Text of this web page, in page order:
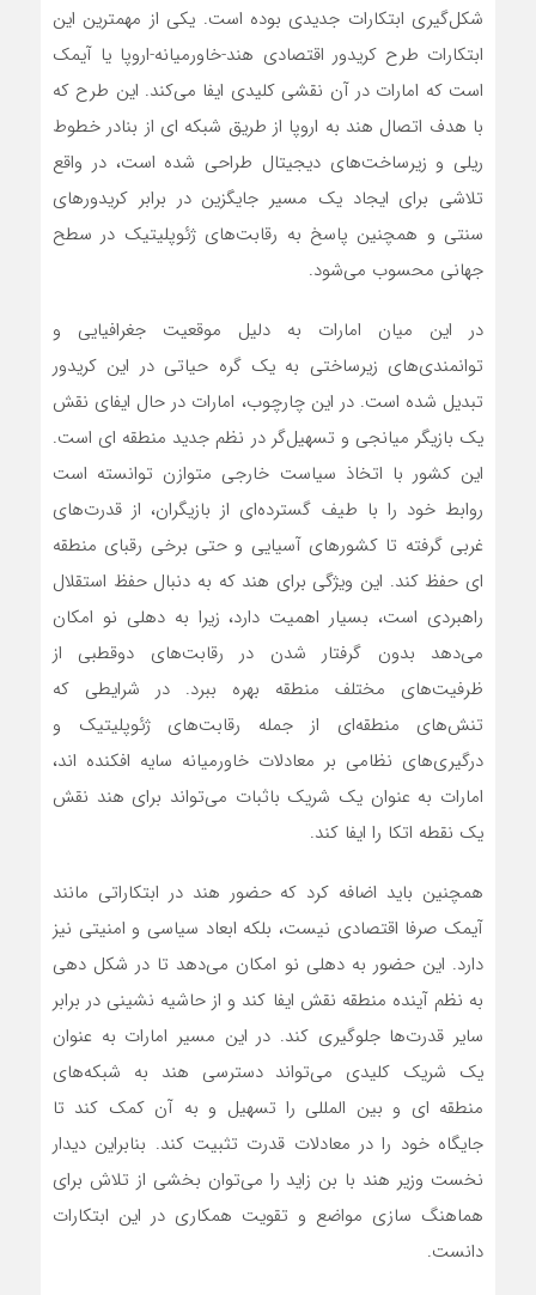
شکل‌گیری ابتکارات جدیدی بوده است. یکی از مهمترین این
ابتکارات طرح کریدور اقتصادی هند-خاورمیانه-اروپا یا آیمک
است که امارات در آن نقشی کلیدی ایفا می‌کند. این طرح که
با هدف اتصال هند به اروپا از طریق شبکه ای از بنادر خطوط
ریلی و زیرساخت‌های دیجیتال طراحی شده است، در واقع
تلاشی برای ایجاد یک مسیر جایگزین در برابر کریدورهای
سنتی و همچنین پاسخ به رقابت‌های ژئوپلیتیک در سطح
جهانی محسوب می‌شود.
در این میان امارات به دلیل موقعیت جغرافیایی و
توانمندی‌های زیرساختی به یک گره حیاتی در این کریدور
تبدیل شده است. در این چارچوب، امارات در حال ایفای نقش
یک بازیگر میانجی و تسهیل‌گر در نظم جدید منطقه ای است.
این کشور با اتخاذ سیاست خارجی متوازن توانسته است
روابط خود را با طیف گسترده‌ای از بازیگران، از قدرت‌های
غربی گرفته تا کشورهای آسیایی و حتی برخی رقبای منطقه
ای حفظ کند. این ویژگی برای هند که به دنبال حفظ استقلال
راهبردی است، بسیار اهمیت دارد، زیرا به دهلی نو امکان
می‌دهد بدون گرفتار شدن در رقابت‌های دوقطبی از
ظرفیت‌های مختلف منطقه بهره ببرد. در شرایطی که
تنش‌های منطقه‌ای از جمله رقابت‌های ژئوپلیتیک و
درگیری‌های نظامی بر معادلات خاورمیانه سایه افکنده اند،
امارات به عنوان یک شریک باثبات می‌تواند برای هند نقش
یک نقطه اتکا را ایفا کند.
همچنین باید اضافه کرد که حضور هند در ابتکاراتی مانند
آیمک صرفا اقتصادی نیست، بلکه ابعاد سیاسی و امنیتی نیز
دارد. این حضور به دهلی نو امکان می‌دهد تا در شکل دهی
به نظم آینده منطقه نقش ایفا کند و از حاشیه نشینی در برابر
سایر قدرت‌ها جلوگیری کند. در این مسیر امارات به عنوان
یک شریک کلیدی می‌تواند دسترسی هند به شبکه‌های
منطقه ای و بین المللی را تسهیل و به آن کمک کند تا
جایگاه خود را در معادلات قدرت تثبیت کند. بنابراین دیدار
نخست وزیر هند با بن زاید را می‌توان بخشی از تلاش برای
هماهنگ سازی مواضع و تقویت همکاری در این ابتکارات
دانست.